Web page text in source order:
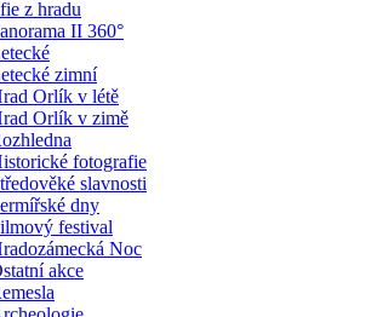
z hradu
II 360°
zimní
Orlík v létě
Orlík v zimě
fotografie
slavnosti
dny
festival
Noc
akce